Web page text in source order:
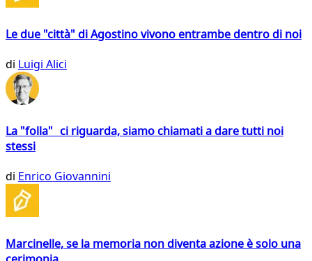
Le due "città" di Agostino vivono entrambe dentro di noi
di Luigi Alici
La "folla" ci riguarda, siamo chiamati a dare tutti noi
stessi
di Enrico Giovannini
Marcinelle, se la memoria non diventa azione è solo una